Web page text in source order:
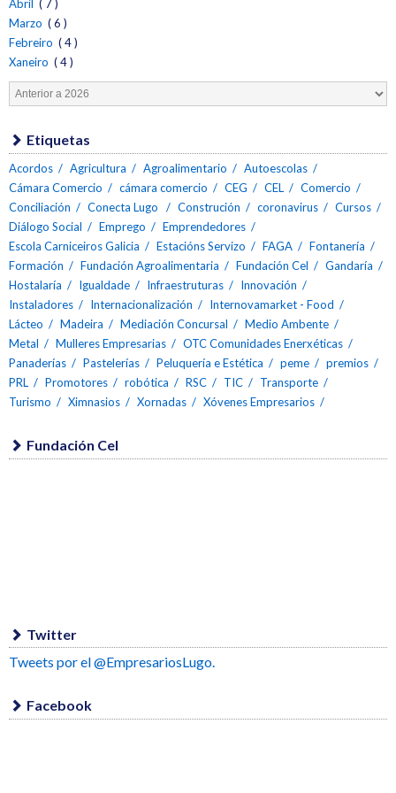
Abril ( 7 )
Marzo ( 6 )
Febreiro ( 4 )
Xaneiro ( 4 )
Etiquetas
Acordos Agricultura Agroalimentario
Autoescolas
Cámara Comercio
cámara comercio CEG CEL
Comercio
Conciliación
Conecta Lugo Construción coronavirus
Cursos
Diálogo Social
Emprego
Emprendedores
Escola Carniceiros Galicia
Estacións Servizo FAGA
Fontanería
Formación
Fundación Agroalimentaria Fundación Cel
Gandaría
Hostalaría
Igualdade Infraestruturas
Innovación
Instaladores
Internacionalización
Internovamarket - Food
Lácteo
Madeira Mediación Concursal
Medio Ambente
Metal
Mulleres Empresarias
OTC Comunidades Enerxéticas
Panaderías
Pastelerías Peluquería e Estética peme
premios
PRL
Promotores robótica RSC TIC
Transporte
Turismo
Ximnasios Xornadas Xóvenes Empresarios
Fundación Cel
Twitter
Tweets por el @EmpresariosLugo.
Facebook